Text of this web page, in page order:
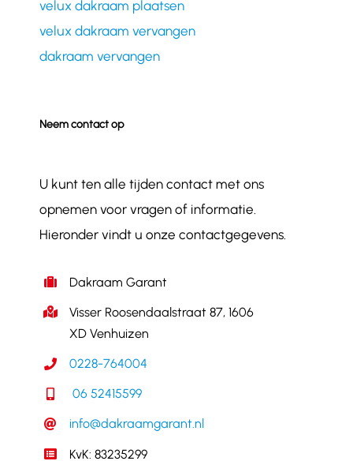
velux dakraam plaatsen
velux dakraam vervangen
dakraam vervangen
Neem contact op
U kunt ten alle tijden contact met ons
opnemen voor vragen of informatie.
Hieronder vindt u onze contactgegevens.
Dakraam Garant
Visser Roosendaalstraat 87, 1606
XD Venhuizen
0228-764004
06 52415599
info@dakraamgarant.nl
KvK: 83235299